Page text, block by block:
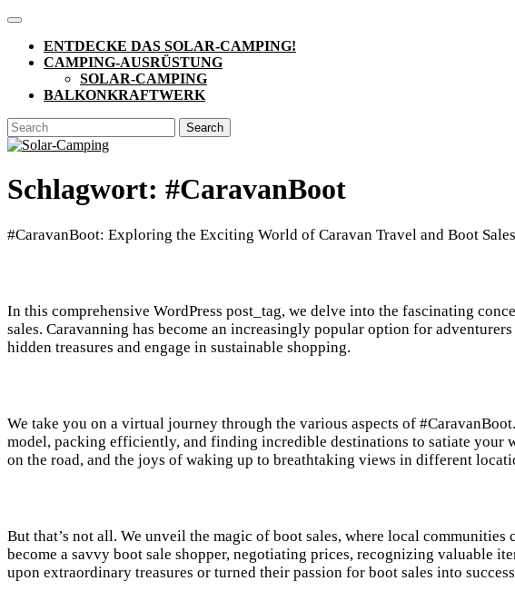
Skip
content
Open
ButtonENTDECKE DAS SOLAR-CAMPING!
CAMPING-AUSRÜSTUNG
SOLAR-CAMPING
BALKONKRAFTWERK
CLOSE
BUTTON
Search
for:
Schlagwort: #CaravanBoot
#CaravanBoot: Exploring the Exciting World of Caravan Travel and Boot
In this comprehensive WordPress post_tag, we delve into the fascinating
sales. Caravanning has become an increasingly popular option for
hidden treasures and engage in sustainable shopping.
We take you on a virtual journey through the various aspects of
model, packing efficiently, and finding incredible destinations to satiate your
on the road, and the joys of waking up to breathtaking views in different
But that’s not all. We unveil the magic of boot sales, where local
become a savvy boot sale shopper, negotiating prices, recognizing valuable
upon extraordinary treasures or turned their passion for boot sales into